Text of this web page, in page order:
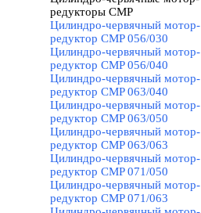
редукторы CMP
Цилиндро-червячный мотор-
редуктор CMP 056/030
Цилиндро-червячный мотор-
редуктор CMP 056/040
Цилиндро-червячный мотор-
редуктор CMP 063/040
Цилиндро-червячный мотор-
редуктор CMP 063/050
Цилиндро-червячный мотор-
редуктор CMP 063/063
Цилиндро-червячный мотор-
редуктор CMP 071/050
Цилиндро-червячный мотор-
редуктор CMP 071/063